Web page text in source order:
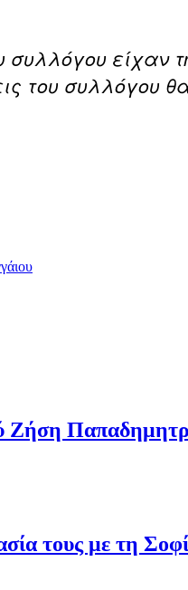
είχαν
του συλλόγου
Ζήση
τους με τη